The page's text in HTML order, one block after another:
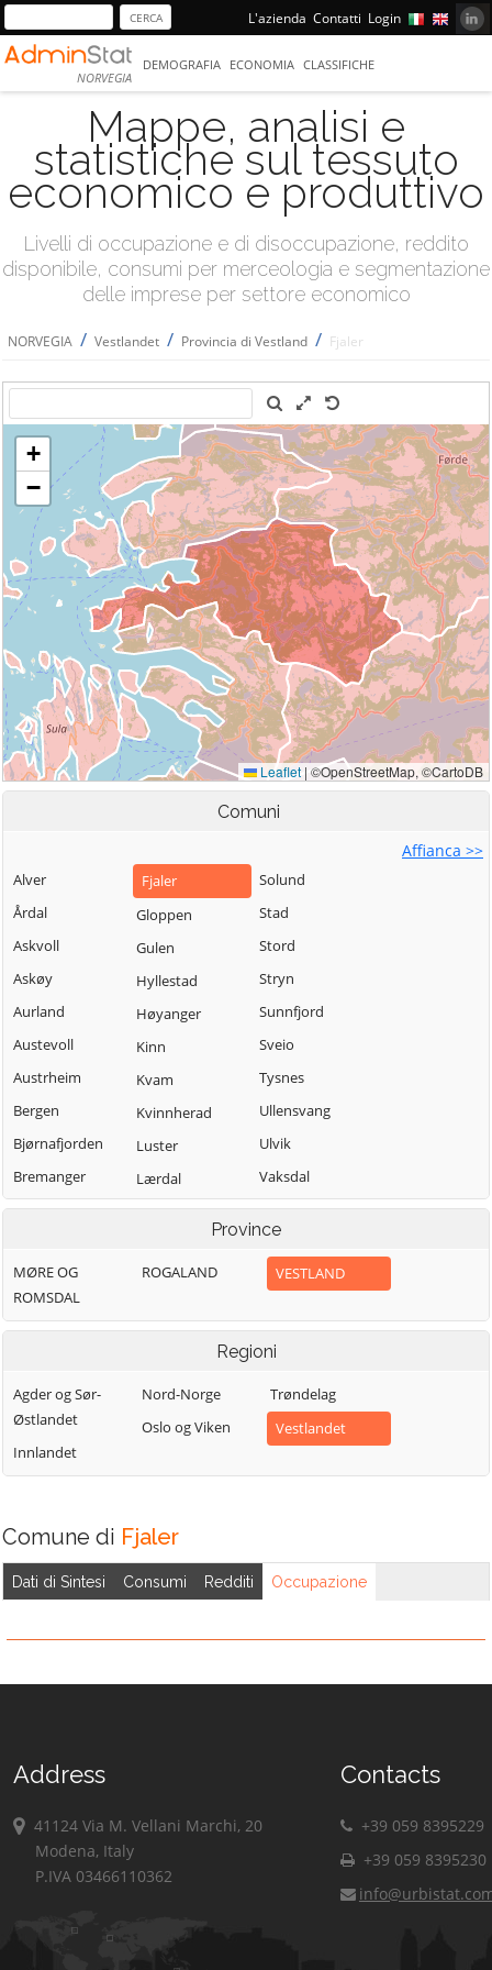
L'azienda Contatti Login
NORVEGIA
DEMOGRAFIA ECONOMIA CLASSIFICHE
Mappe, analisi e
statistiche sul tessuto
economico e produttivo
Livelli di occupazione e di disoccupazione, reddito
disponibile, consumi per merceologia e segmentazione
delle imprese per settore economico
NORVEGIA / Vestlandet / Provincia di Vestland / Fjaler
Comuni
Affianca >>
Alver
Årdal
Askvoll
Askøy
Aurland
Austevoll
Austrheim
Bergen
Bjørnafjorden
Bremanger
Bømlo
Etne
Fedje
Fjaler
Gloppen
Gulen
Hyllestad
Høyanger
Kinn
Kvam
Kvinnherad
Luster
Lærdal
Masfjorden
Osterøy
Solund
Stad
Stord
Stryn
Sunnfjord
Sveio
Tysnes
Ullensvang
Ulvik
Vaksdal
Vik
Voss
Øygarden
Province
MØRE OG
ROMSDAL
ROGALAND VESTLAND
Regioni
Agder og Sør-
Østlandet
Innlandet
Nord-Norge
Oslo og Viken
Trøndelag
Vestlandet
Comune di Fjaler
Dati di Sintesi Consumi Redditi Occupazione
Address
41124 Via M. Vellani Marchi, 20
Modena, Italy
P.IVA 03466110362
Contacts
+39 059 8395229
+39 059 8395230